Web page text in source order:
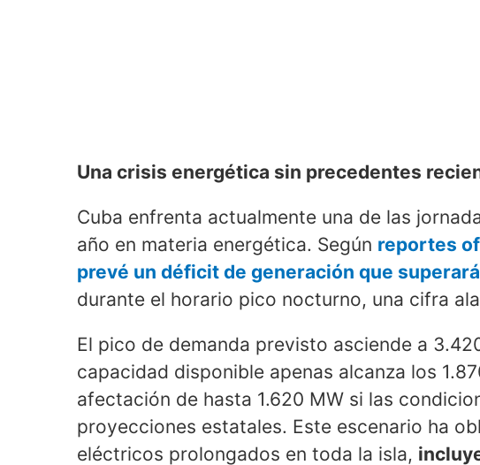
Una crisis energética sin precedentes
Cuba enfrenta actualmente una de las
año en materia energética. Según reportes
prevé un déficit de generación que
durante el horario pico nocturno, una cifra
El pico de demanda previsto asciende a
capacidad disponible apenas alcanza los
afectación de hasta 1.620 MW si las
proyecciones estatales. Este escenario ha
eléctricos prolongados en toda la isla,